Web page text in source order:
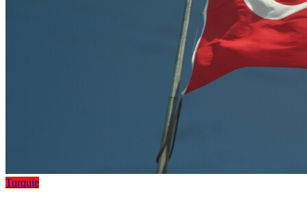
Turquie